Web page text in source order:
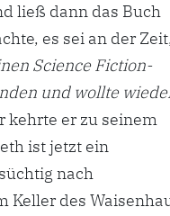
ließ dann das Buch
es sei an der
Science Fiction-
und wollte
kehrte er zu seinem
ist jetzt ein
nach
des